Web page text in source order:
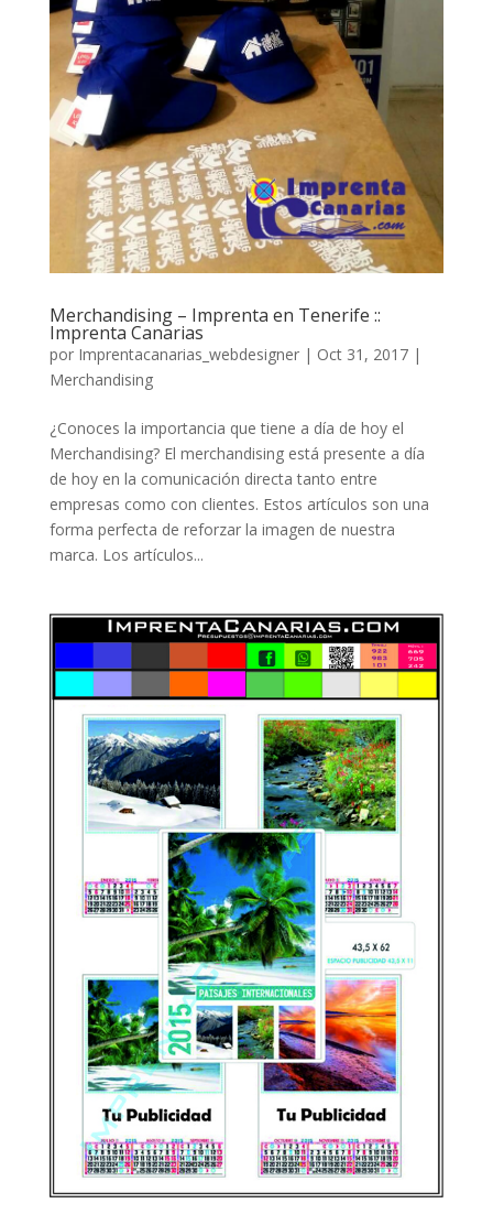
Merchandising – Imprenta en Tenerife ::
Imprenta Canarias
por Imprentacanarias_webdesigner| Oct 31, 2017|
Merchandising
¿Conoces la importancia que tiene a día de hoy el
Merchandising? El merchandising está presente a día
de hoy en la comunicación directa tanto entre
empresas como con clientes. Estos artículos son una
forma perfecta de reforzar la imagen de nuestra
marca. Los artículos...